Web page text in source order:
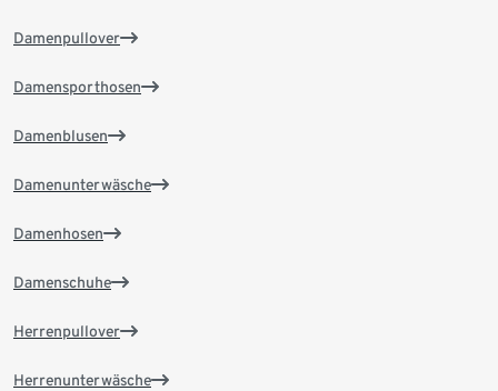
Damenpullover
Damensporthosen
Damenblusen
Damenunterwäsche
Damenhosen
Damenschuhe
Herrenpullover
Herrenunterwäsche